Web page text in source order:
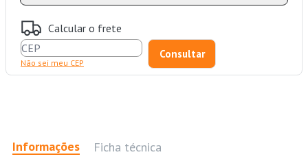
Calcular o frete
Não sei meu CEP
Informações Ficha técnica